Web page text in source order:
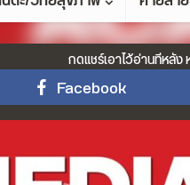
กดแชร์เอาไว้อ่านทีหลัง
Facebook